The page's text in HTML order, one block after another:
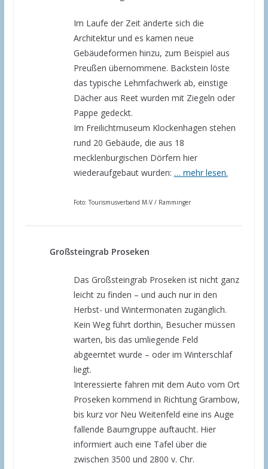
Im Laufe der Zeit änderte sich die
Architektur und es kamen neue
Gebäudeformen hinzu, zum Beispiel aus
Preußen übernommene. Backstein löste
das typische Lehmfachwerk ab, einstige
Dächer aus Reet wurden mit Ziegeln oder
Pappe gedeckt.
Im Freilichtmuseum Klockenhagen stehen
rund 20 Gebäude, die aus 18
mecklenburgischen Dörfern hier
wiederaufgebaut wurden: … mehr lesen.
Foto: Tourismusverband M-V / Ramminger
Großsteingrab Proseken
Das Großsteingrab Proseken ist nicht ganz
leicht zu finden – und auch nur in den
Herbst- und Wintermonaten zugänglich.
Kein Weg führt dorthin, Besucher müssen
warten, bis das umliegende Feld
abgeerntet wurde – oder im Winterschlaf
liegt.
Interessierte fahren mit dem Auto vom Ort
Proseken kommend in Richtung Grambow,
bis kurz vor Neu Weitenfeld eine ins Auge
fallende Baumgruppe auftaucht. Hier
informiert auch eine Tafel über die
zwischen 3500 und 2800 v. Chr.